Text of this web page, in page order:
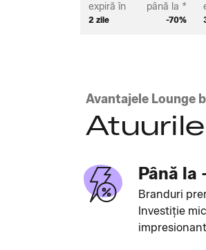
expiră în
2 zile
până la *
-70%
Avantajele Lounge
Până la
Branduri
Investiție